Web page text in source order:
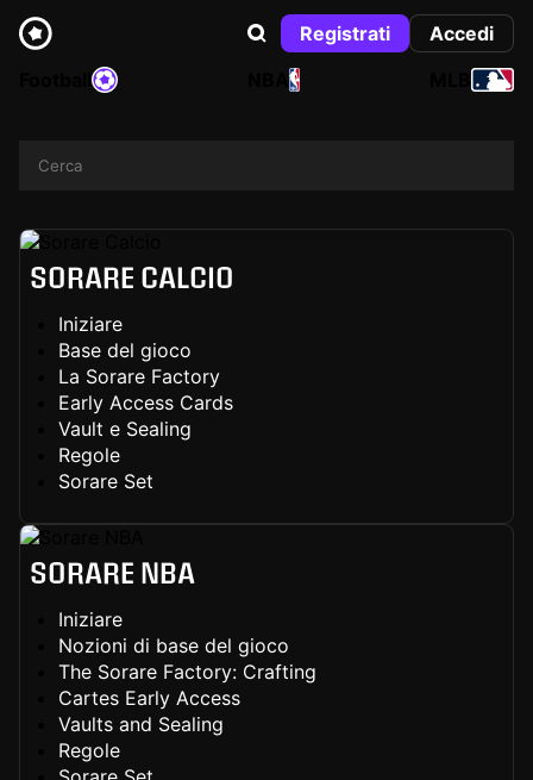
Registrati
Accedi
NBA
SORARE CALCIO
Iniziare
Base del gioco
La Sorare Factory
Early Access Cards
Vault e Sealing
Regole
Sorare Set
SORARE NBA
Iniziare
Nozioni di base del gioco
The Sorare Factory: Crafting
Cartes Early Access
Vaults and Sealing
Regole